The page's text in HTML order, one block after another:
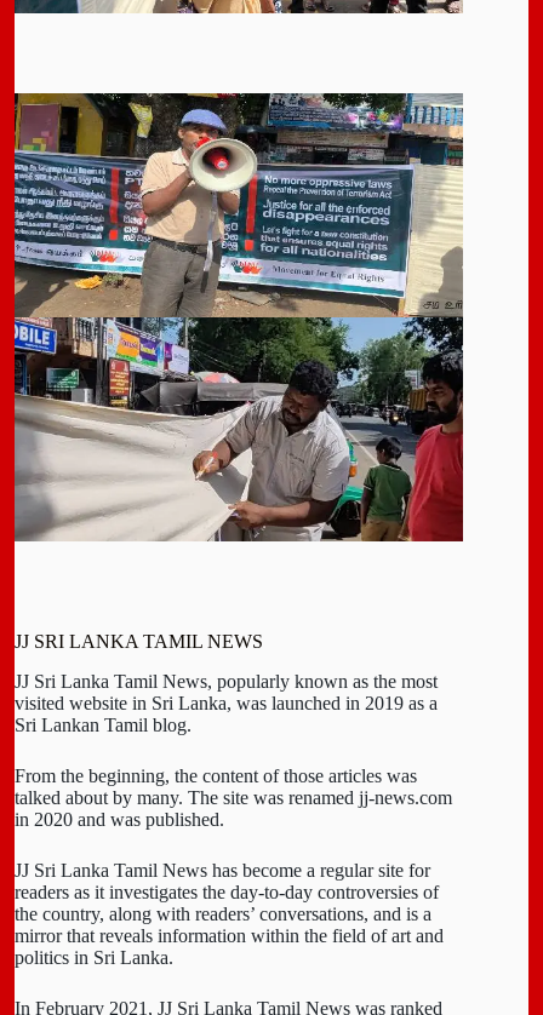
JJ SRI LANKA TAMIL NEWS
JJ Sri Lanka Tamil News, popularly known as the most
visited website in Sri Lanka, was launched in 2019 as a
Sri Lankan Tamil blog.
From the beginning, the content of those articles was
talked about by many. The site was renamed jj-news.com
in 2020 and was published.
JJ Sri Lanka Tamil News has become a regular site for
readers as it investigates the day-to-day controversies of
the country, along with readers’ conversations, and is a
mirror that reveals information within the field of art and
politics in Sri Lanka.
In February 2021, JJ Sri Lanka Tamil News was ranked